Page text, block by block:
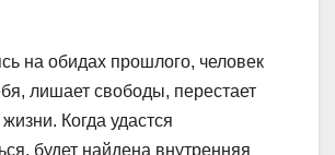
на обидах прошлого, человек
лишает свободы, перестает
Когда удастся
будет найдена внутренняя